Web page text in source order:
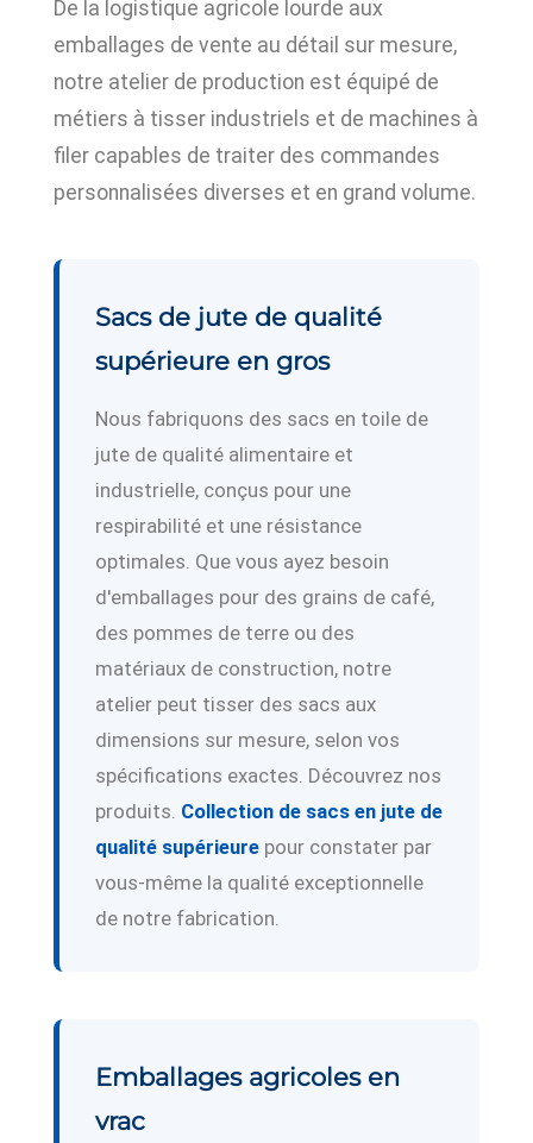
De la logistique agricole lourde aux
emballages de vente au détail sur mesure,
notre atelier de production est équipé de
métiers à tisser industriels et de machines à
filer capables de traiter des commandes
personnalisées diverses et en grand volume.
Sacs de jute de qualité
supérieure en gros
Nous fabriquons des sacs en toile de
jute de qualité alimentaire et
industrielle, conçus pour une
respirabilité et une résistance
optimales. Que vous ayez besoin
d'emballages pour des grains de café,
des pommes de terre ou des
matériaux de construction, notre
atelier peut tisser des sacs aux
dimensions sur mesure, selon vos
spécifications exactes. Découvrez nos
produits. Collection de sacs en jute de
qualité supérieure pour constater par
vous-même la qualité exceptionnelle
de notre fabrication.
Emballages agricoles en
vrac